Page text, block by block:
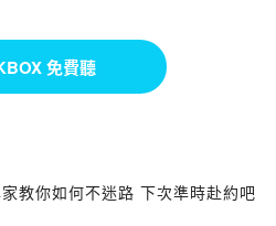
免費聽
教你如何不迷路 下次準時赴約吧